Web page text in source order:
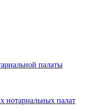
палаты
нотариальных палат